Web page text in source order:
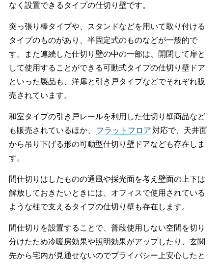
なく設置できるタイプの仕切り壁です。
突っ張り棒タイプや、スタンドなどを用いて取り付ける
タイプのものがあり、半固定式のものなどが一般的で
す。また連続した仕切り壁の中の一部は、開閉して扉と
して使用することができる可動式タイプの仕切り壁ドア
といった製品も、洋扉と引き戸タイプなどでそれぞれ販
売されています。
和室タイプの引き戸レールを利用した仕切り壁商品など
も販売されているほか、
フラットフロア対応で、天井面
から吊り下げる形の可動型仕切り壁ドアなども存在しま
す。
間仕切りはしたものの通風や採光面を考え壁面の上下は
解放しておきたいときには、オフィスで使用されている
ような柱で支えるタイプの仕切り壁も存在します。
間仕切りを設置することで、普段使用しない空間を切り
分けたため冷暖房効果や照明効果がアップしたり、玄関
先から宅内が見通せないのでプライバシー上安心したと